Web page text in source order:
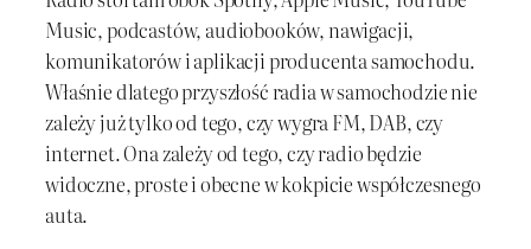
Music, podcastów, audiobooków, nawigacji,
komunikatorów i aplikacji producenta samochodu.
Właśnie dlatego przyszłość radia w samochodzie nie
zależy już tylko od tego, czy wygra FM, DAB, czy
internet. Ona zależy od tego, czy radio będzie
widoczne, proste i obecne w kokpicie współczesnego
auta.